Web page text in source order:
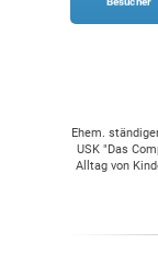
Ehem.
USK "Das
Alltag von